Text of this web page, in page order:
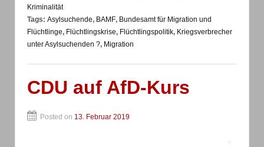
Kriminalität
Tags: Asylsuchende, BAMF, Bundesamt für Migration und
Flüchtlinge, Flüchtlingskrise, Flüchtlingspolitik, Kriegsverbrecher
unter Asylsuchenden ?, Migration
CDU auf AfD-Kurs
Posted on 13. Februar 2019